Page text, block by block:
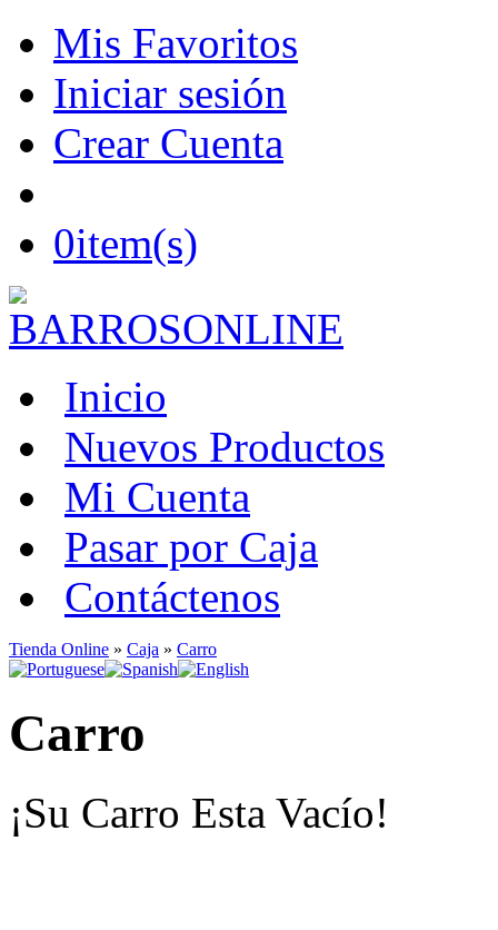
Mis Favoritos
Iniciar sesión
Crear Cuenta
0item(s)
Inicio
Nuevos Productos
Mi Cuenta
Pasar por Caja
Contáctenos
Tienda Online » Caja » Carro
Carro
¡Su Carro Esta Vacío!